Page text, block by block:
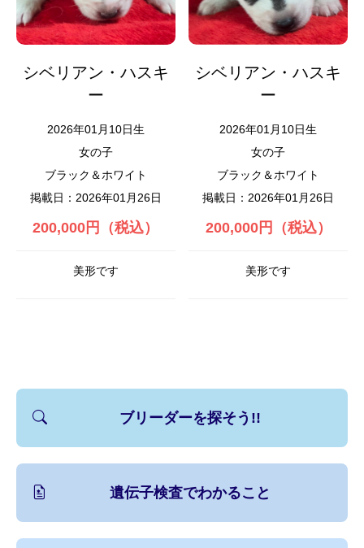
シベリアン・ハスキ
ー
2026年01月10日生
女の子
ブラック＆ホワイト
掲載日：2026年01月26日
200,000円（税込）
美形です
シベリアン・ハスキ
ー
2026年01月10日生
女の子
ブラック＆ホワイト
掲載日：2026年01月26日
200,000円（税込）
美形です
ブリーダーを探そう!!
遺伝子検査でわかること